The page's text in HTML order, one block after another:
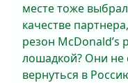
месте тоже
качестве
резон McDonald’s
лошадкой? Они не
вернуться в